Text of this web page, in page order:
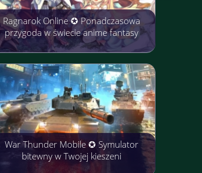
Ragnarok Online ✪ Ponadczasowa
przygoda w świecie anime fantasy
War Thunder Mobile ✪ Symulator
bitewny w Twojej kieszeni